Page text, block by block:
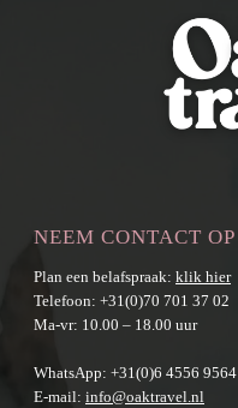
NEEM CONTACT OP
Plan een belafspraak: klik hier
Telefoon: +31(0)70 701 37 02
Ma-vr: 10.00 – 18.00 uur
WhatsApp: +31(0)6 4556 9564
E-mail: info@oaktravel.nl